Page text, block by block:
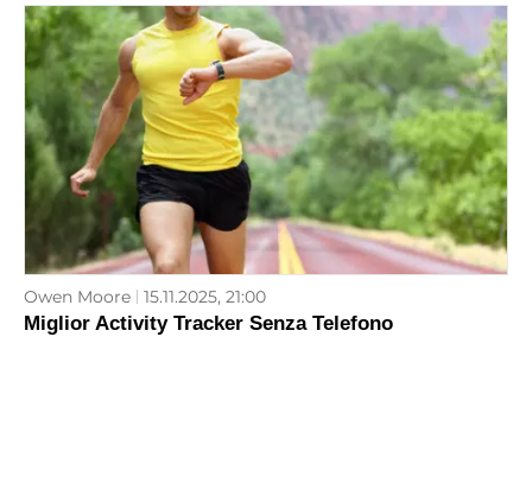
Owen Moore 15.11.2025, 21:00
Miglior Activity Tracker Senza Telefono